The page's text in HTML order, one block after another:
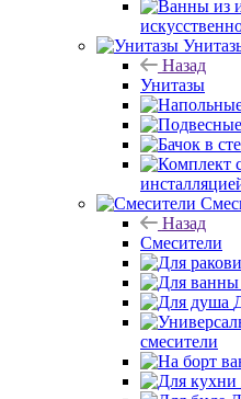
Назад
Унитазы
Назад
Смесители
смесители